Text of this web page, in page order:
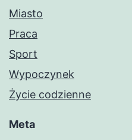
Miasto
Praca
Sport
Wypoczynek
Życie codzienne
Meta